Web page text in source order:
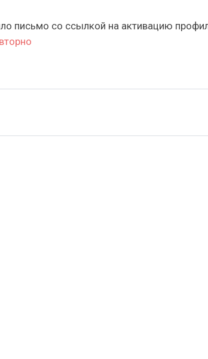
письмо со ссылкой на активацию